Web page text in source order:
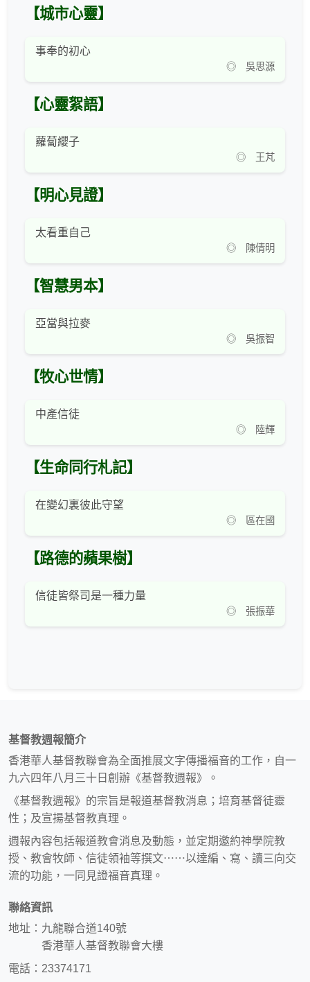
【城市心靈】
事奉的初心
◎ 吳思源
【心靈絮語】
蘿蔔纓子
◎ 王芃
【明心見證】
太看重自己
◎ 陳倩明
【智慧男本】
亞當與拉麥
◎ 吳振智
【牧心世情】
中產信徒
◎ 陸輝
【生命同行札記】
在變幻裏彼此守望
◎ 區在國
【路德的蘋果樹】
信徒皆祭司是一種力量
◎ 張振華
基督教週報簡介
香港華人基督教聯會為全面推展文字傳播福音的工作，自一
九六四年八月三十日創辦《基督教週報》。
《基督教週報》的宗旨是報道基督教消息；培育基督徒靈
性；及宣揚基督教真理。
週報內容包括報道教會消息及動態，並定期邀約神學院教
授、教會牧師、信徒領袖等撰文⋯⋯以達編、寫、讀三向交
流的功能，一同見證福音真理。
聯絡資訊
地址：九龍聯合道140號
香港華人基督教聯會大樓
電話：23374171